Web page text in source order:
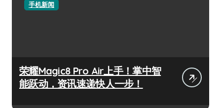
手机新闻
荣耀Magic8 Pro Air上手！掌中智
能跃动，资讯速递快人一步！